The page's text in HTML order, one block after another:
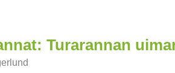
Turarannan